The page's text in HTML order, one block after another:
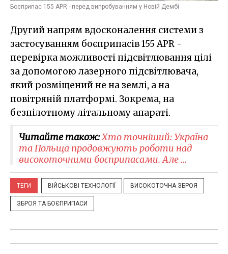
Боєприпас 155 APR - перед випробуванням у Новій Дембі
Другий напрям вдосконалення системи з
застосуванням боєприпасів 155 APR -
перевірка можливості підсвітлювання цілі
за допомогою лазерного підсвітлювача,
який розміщений не на землі, а на
повітряній платформі. Зокрема, на
безпілотному літальному апараті.
Читайте також:Хто точніший: Україна
та Польща продовжують роботи над
високоточними боєприпасами. Але ...
ТЕГИ ВІЙСЬКОВІ ТЕХНОЛОГІЇ ВИСОКОТОЧНА ЗБРОЯ
ЗБРОЯ ТА БОЄПРИПАСИ